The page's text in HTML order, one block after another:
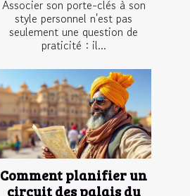
Associer son porte-clés à son
style personnel n'est pas
seulement une question de
praticité : il...
Comment planifier un
circuit des palais du